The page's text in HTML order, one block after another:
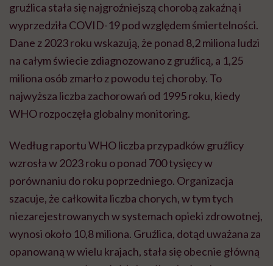
gruźlica stała się najgroźniejszą chorobą zakaźną i
wyprzedziła COVID-19 pod względem śmiertelności.
Dane z 2023 roku wskazują, że ponad 8,2 miliona ludzi
na całym świecie zdiagnozowano z gruźlicą, a 1,25
miliona osób zmarło z powodu tej choroby. To
najwyższa liczba zachorowań od 1995 roku, kiedy
WHO rozpoczęła globalny monitoring.
Według raportu WHO liczba przypadków gruźlicy
wzrosła w 2023 roku o ponad 700 tysięcy w
porównaniu do roku poprzedniego. Organizacja
szacuje, że całkowita liczba chorych, w tym tych
niezarejestrowanych w systemach opieki zdrowotnej,
wynosi około 10,8 miliona. Gruźlica, dotąd uważana za
opanowaną w wielu krajach, stała się obecnie główną